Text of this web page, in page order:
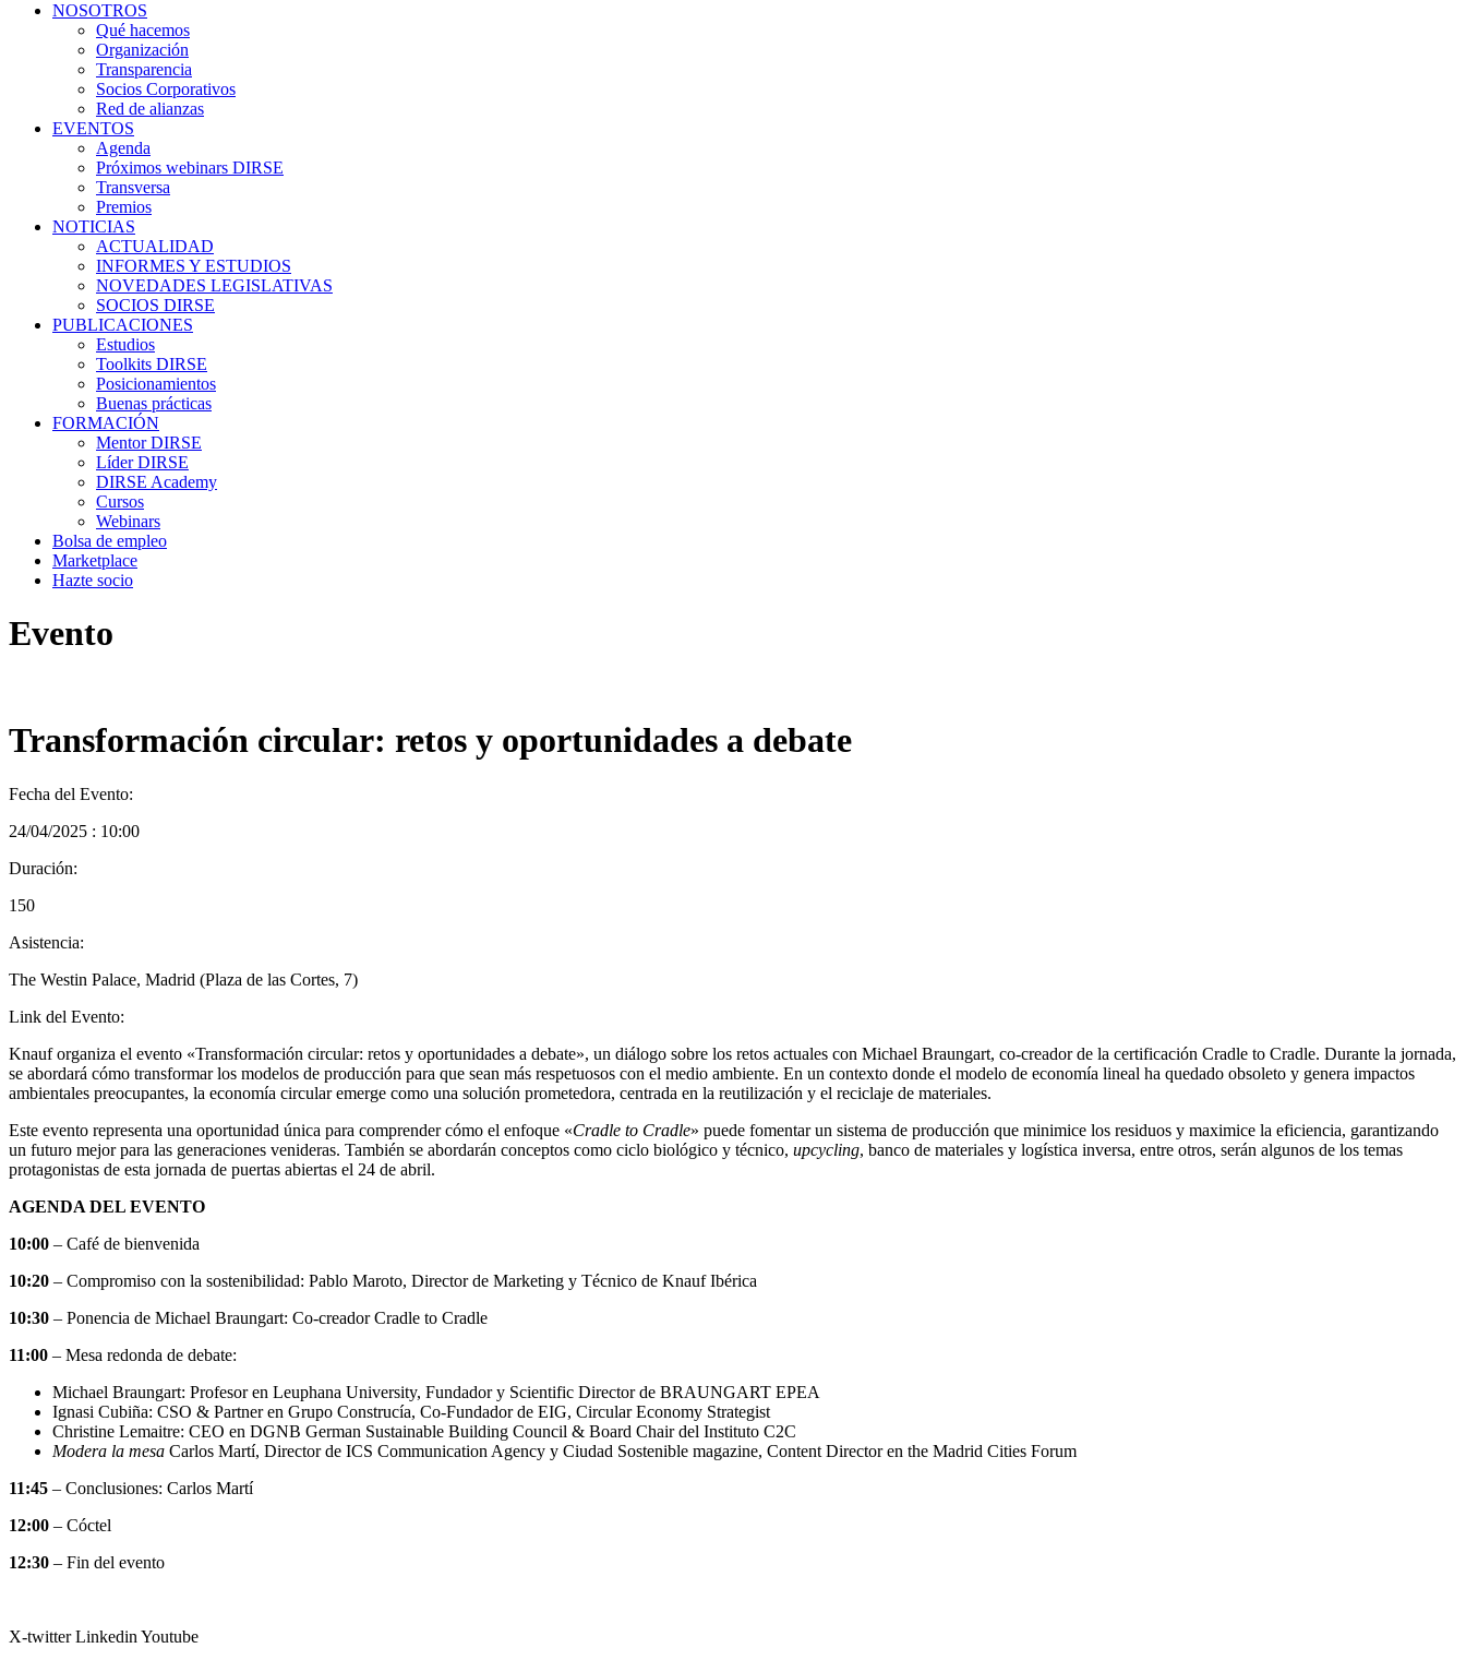
NOSOTROS
Qué hacemos
Organización
Transparencia
Socios Corporativos
Red de alianzas
EVENTOS
Agenda
Próximos webinars DIRSE
Transversa
Premios
NOTICIAS
ACTUALIDAD
INFORMES Y ESTUDIOS
NOVEDADES LEGISLATIVAS
SOCIOS DIRSE
PUBLICACIONES
Estudios
Toolkits DIRSE
Posicionamientos
Buenas prácticas
FORMACIÓN
Mentor DIRSE
Líder DIRSE
DIRSE Academy
Cursos
Webinars
Bolsa de empleo
Marketplace
Hazte socio
Evento
Transformación circular: retos y oportunidades a debate
Fecha del Evento:
24/04/2025 : 10:00
Duración:
150
Asistencia:
The Westin Palace, Madrid (Plaza de las Cortes, 7)
Link del Evento:
Knauf organiza el evento «Transformación circular: retos y oportunidades a debate», un diálogo sobre los retos actuales con Michael Braungart, co-creador de la certificación Cradle to Cradle. Durante la jornada,
se abordará cómo transformar los modelos de producción para que sean más respetuosos con el medio ambiente. En un contexto donde el modelo de economía lineal ha quedado obsoleto y genera impactos
ambientales preocupantes, la economía circular emerge como una solución prometedora, centrada en la reutilización y el reciclaje de materiales.
Este evento representa una oportunidad única para comprender cómo el enfoque «Cradle to Cradle» puede fomentar un sistema de producción que minimice los residuos y maximice la eficiencia, garantizando
un futuro mejor para las generaciones venideras. También se abordarán conceptos como ciclo biológico y técnico, upcycling, banco de materiales y logística inversa, entre otros, serán algunos de los temas
protagonistas de esta jornada de puertas abiertas el 24 de abril.
AGENDA DEL EVENTO
10:00 – Café de bienvenida
10:20 – Compromiso con la sostenibilidad: Pablo Maroto, Director de Marketing y Técnico de Knauf Ibérica
10:30 – Ponencia de Michael Braungart: Co-creador Cradle to Cradle
11:00 – Mesa redonda de debate:
Michael Braungart: Profesor en Leuphana University, Fundador y Scientific Director de BRAUNGART EPEA
Ignasi Cubiña: CSO & Partner en Grupo Construcía, Co-Fundador de EIG, Circular Economy Strategist
Christine Lemaitre: CEO en DGNB German Sustainable Building Council & Board Chair del Instituto C2C
Modera la mesa Carlos Martí, Director de ICS Communication Agency y Ciudad Sostenible magazine, Content Director en the Madrid Cities Forum
11:45 – Conclusiones: Carlos Martí
12:00 – Cóctel
12:30 – Fin del evento
X-twitter Linkedin Youtube